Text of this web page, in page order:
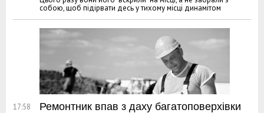
собою, щоб підірвати десь у тихому місці динамітом
17:58 Ремонтник впав з даху багатоповерхівки